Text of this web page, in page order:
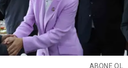
ABONE OL